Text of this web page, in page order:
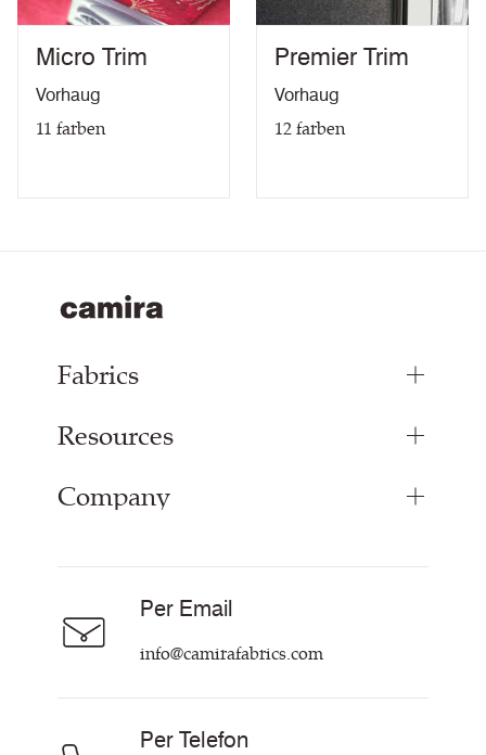
Micro Trim
Vorhaug
11farben
Premier Trim
Vorhaug
12farben
Fabrics
Bespoke Woven Fabric
Resources
Inspiration
Company
Hilfe & Kontakt
Per Email
info@camirafabrics.com
Per Telefon